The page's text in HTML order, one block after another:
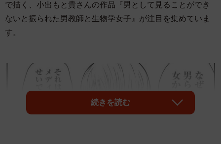
で描く、小出もと貴さんの作品『男として見ることができ
ないと振られた男教師と生物学女子』が注目を集めていま
す。
続きを読む